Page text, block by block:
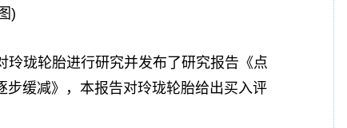
)
玲珑轮胎进行研究并发布了研究报告《点
缓减》，本报告对玲珑轮胎给出买入评